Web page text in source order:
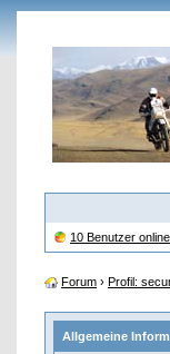
10 Benutzer online
Forum › Profil:
Allgemeine